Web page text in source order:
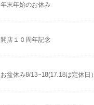
年末年始のお休み
開店１０周年記念
お盆休み8/13~18(17.18は定休日）